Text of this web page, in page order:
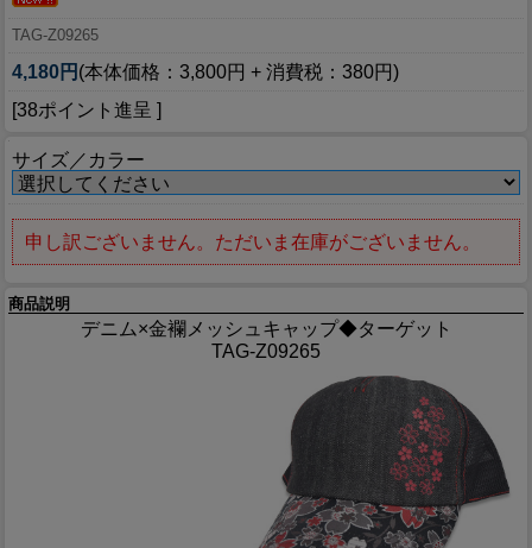
TAG-Z09265
4,180円 (本体価格：3,800円 + 消費税：380円)
[38ポイント進呈 ]
サイズ／カラー
申し訳ございません。ただいま在庫がございません。
商品説明
デニム×金襴メッシュキャップ◆ターゲット
TAG-Z09265